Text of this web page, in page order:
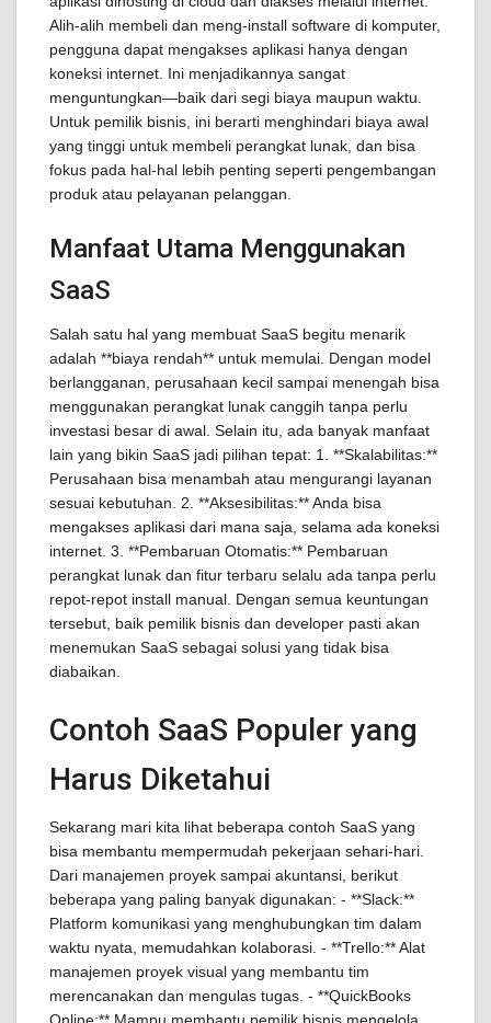
Alih-alih membeli dan meng-install software di komputer,
pengguna dapat mengakses aplikasi hanya dengan
koneksi internet. Ini menjadikannya sangat
menguntungkan—baik dari segi biaya maupun waktu.
Untuk pemilik bisnis, ini berarti menghindari biaya awal
yang tinggi untuk membeli perangkat lunak, dan bisa
fokus pada hal-hal lebih penting seperti pengembangan
produk atau pelayanan pelanggan.
Manfaat Utama Menggunakan
SaaS
Salah satu hal yang membuat SaaS begitu menarik
adalah **biaya rendah** untuk memulai. Dengan model
berlangganan, perusahaan kecil sampai menengah bisa
menggunakan perangkat lunak canggih tanpa perlu
investasi besar di awal. Selain itu, ada banyak manfaat
lain yang bikin SaaS jadi pilihan tepat: 1. **Skalabilitas:**
Perusahaan bisa menambah atau mengurangi layanan
sesuai kebutuhan. 2. **Aksesibilitas:** Anda bisa
mengakses aplikasi dari mana saja, selama ada koneksi
internet. 3. **Pembaruan Otomatis:** Pembaruan
perangkat lunak dan fitur terbaru selalu ada tanpa perlu
repot-repot install manual. Dengan semua keuntungan
tersebut, baik pemilik bisnis dan developer pasti akan
menemukan SaaS sebagai solusi yang tidak bisa
diabaikan.
Contoh SaaS Populer yang
Harus Diketahui
Sekarang mari kita lihat beberapa contoh SaaS yang
bisa membantu mempermudah pekerjaan sehari-hari.
Dari manajemen proyek sampai akuntansi, berikut
beberapa yang paling banyak digunakan: - **Slack:**
Platform komunikasi yang menghubungkan tim dalam
waktu nyata, memudahkan kolaborasi. - **Trello:** Alat
manajemen proyek visual yang membantu tim
merencanakan dan mengulas tugas. - **QuickBooks